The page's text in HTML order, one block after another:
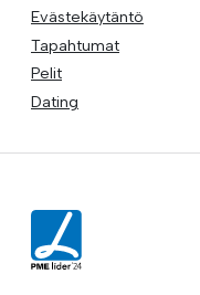
Evästekäytäntö
Tapahtumat
Pelit
Dating